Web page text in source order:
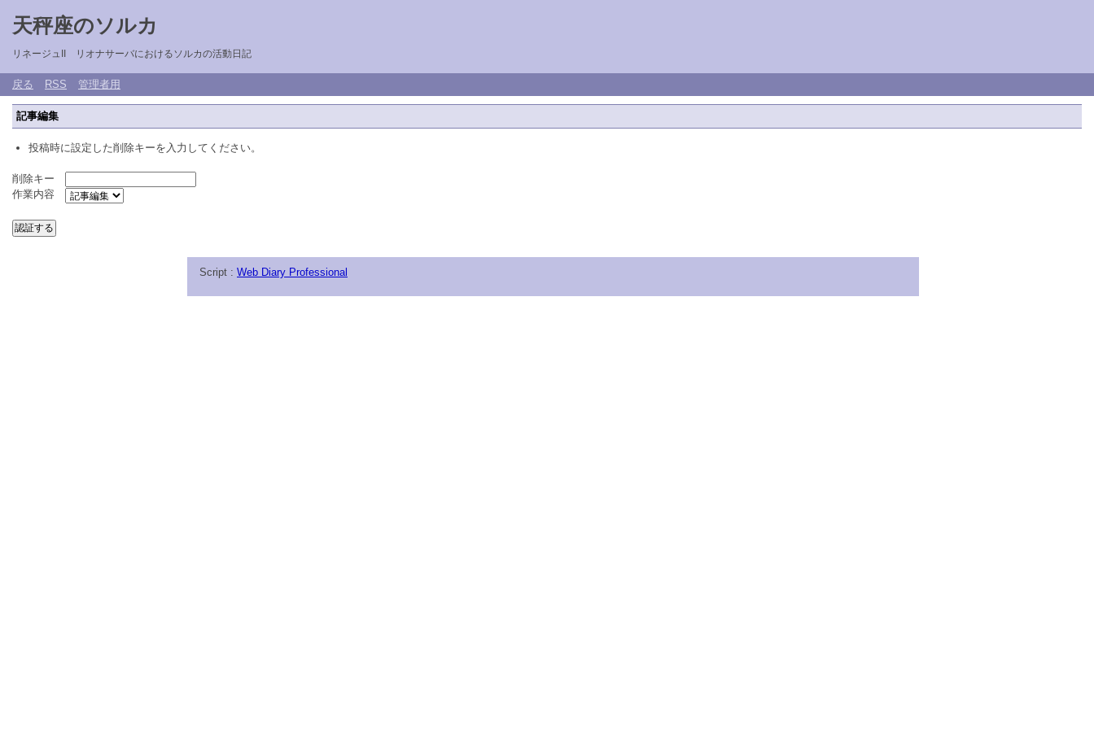
天秤座のソルカ
リネージュII リオナサーバにおけるソルカの活動日記
戻る RSS 管理者用
記事編集
投稿時に設定した削除キーを入力してください。
削除キー
作業内容
Script : Web Diary Professional